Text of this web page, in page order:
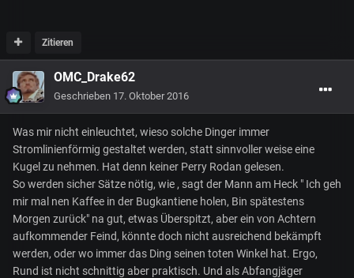
Zitieren
OMC_Drake62
Geschrieben 17. Oktober 2016
Was mir nicht einleuchtet, wieso solche Dinger immer
Stromlinienförmig gestaltet werden, statt sinnvoller weise eine
Kugel zu nehmen. Hat denn keiner Perry Rodan gelesen.
So werden sicher Sätze nötig, wie , sagt der Mann am Heck " Ich geh
mir mal nen Kaffee in der Bugkantiene holen, Bin spätestens
Morgen zurück" na gut, etwas Überspitzt, aber ein von Achtern
aufkommender Feind, könnte doch nicht ausreichend bekämpft
werden, oder wo immer das Ding seinen toten Winkel hat. Ergo,
Rund ist nicht schnittig aber praktisch. Und als Abfangjäger